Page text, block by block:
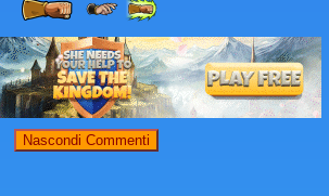
Nascondi Commenti